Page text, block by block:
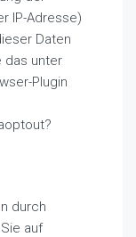
IP-Adresse)
Daten
das unter
Plugin
durch
auf